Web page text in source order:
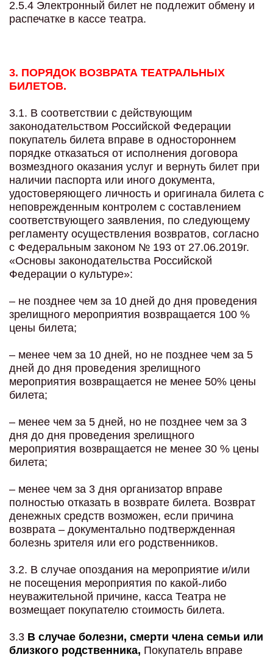
2.5.4 Электронный билет не подлежит обмену и
распечатке в кассе театра.
3. ПОРЯДОК ВОЗВРАТА ТЕАТРАЛЬНЫХ
БИЛЕТОВ.
3.1. В соответствии с действующим
законодательством Российской Федерации
покупатель билета вправе в одностороннем
порядке отказаться от исполнения договора
возмездного оказания услуг и вернуть билет при
наличии паспорта или иного документа,
удостоверяющего личность и оригинала билета с
неповрежденным контролем с составлением
соответствующего заявления, по следующему
регламенту осуществления возвратов, согласно
с Федеральным законом № 193 от 27.06.2019г.
«Основы законодательства Российской
Федерации о культуре»:
– не позднее чем за 10 дней до дня проведения
зрелищного мероприятия возвращается 100 %
цены билета;
– менее чем за 10 дней, но не позднее чем за 5
дней до дня проведения зрелищного
мероприятия возвращается не менее 50% цены
билета;
– менее чем за 5 дней, но не позднее чем за 3
дня до дня проведения зрелищного
мероприятия возвращается не менее 30 % цены
билета;
– менее чем за 3 дня организатор вправе
полностью отказать в возврате билета. Возврат
денежных средств возможен, если причина
возврата – документально подтвержденная
болезнь зрителя или его родственников.
3.2. В случае опоздания на мероприятие и/или
не посещения мероприятия по какой-либо
неуважительной причине, касса Театра не
возмещает покупателю стоимость билета.
3.3 В случае болезни, смерти члена семьи или
близкого родственника, Покупатель вправе